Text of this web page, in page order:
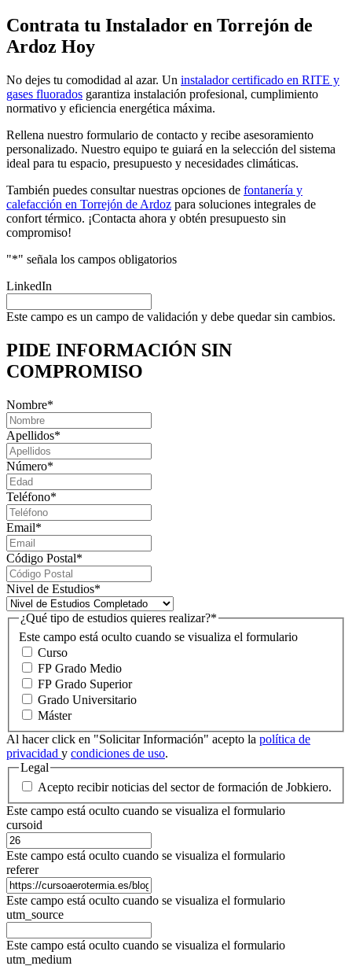
Contrata tu Instalador en Torrejón de
Ardoz Hoy
No dejes tu comodidad al azar. Un instalador certificado en RITE y
gases fluorados garantiza instalación profesional, cumplimiento
normativo y eficiencia energética máxima.
Rellena nuestro formulario de contacto y recibe asesoramiento
personalizado. Nuestro equipo te guiará en la selección del sistema
ideal para tu espacio, presupuesto y necesidades climáticas.
También puedes consultar nuestras opciones de fontanería y
calefacción en Torrejón de Ardoz para soluciones integrales de
confort térmico. ¡Contacta ahora y obtén presupuesto sin
compromiso!
"*" señala los campos obligatorios
LinkedIn
Este campo es un campo de validación y debe quedar sin cambios.
PIDE INFORMACIÓN SIN
COMPROMISO
Nombre*
Apellidos*
Número*
Teléfono*
Email*
Código Postal*
Nivel de Estudios*
Este campo está oculto cuando se visualiza el formulario
¿Qué tipo de estudios quieres realizar?*
Curso
FP Grado Medio
FP Grado Superior
Grado Universitario
Máster
Al hacer click en "Solicitar Información" acepto la política de
privacidad y condiciones de uso.
Legal
Acepto recibir noticias del sector de formación de Jobkiero.
Este campo está oculto cuando se visualiza el formulario
cursoid
Este campo está oculto cuando se visualiza el formulario
referer
Este campo está oculto cuando se visualiza el formulario
utm_source
Este campo está oculto cuando se visualiza el formulario
utm_medium